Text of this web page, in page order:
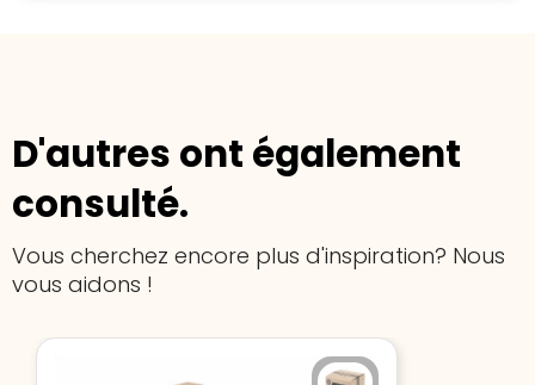
D'autres ont également
consulté.
Vous cherchez encore plus d'inspiration? Nous
vous aidons !